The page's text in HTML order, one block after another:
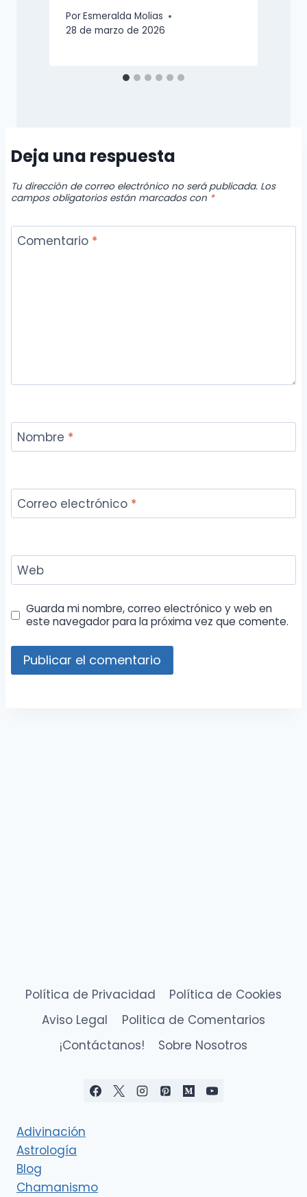
PorEsmeralda Molias
28 de marzo de 2026
Deja una respuesta
Tu dirección de correo electrónico no será publicada. Los
campos obligatorios están marcados con *
Comentario *
Nombre *
Correo electrónico *
Web
Guarda mi nombre, correo electrónico y web en
este navegador para la próxima vez que comente.
Política de Privacidad
Política de Cookies
Aviso Legal
Politica de Comentarios
¡Contáctanos!
Sobre Nosotros
Adivinación
Astrología
Blog
Chamanismo